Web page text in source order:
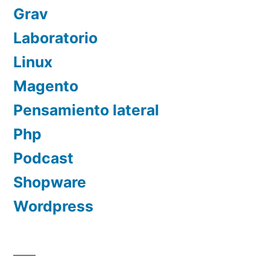
Grav
Laboratorio
Linux
Magento
Pensamiento lateral
Php
Podcast
Shopware
Wordpress